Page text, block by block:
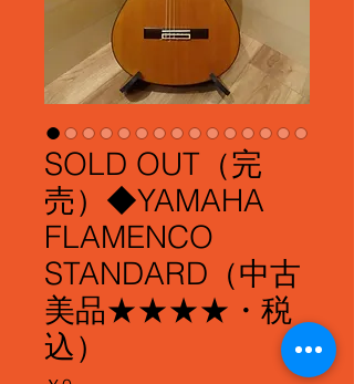
SOLD OUT（完
売）◆YAMAHA
FLAMENCO
STANDARD（中古
美品★★★★・税
込）